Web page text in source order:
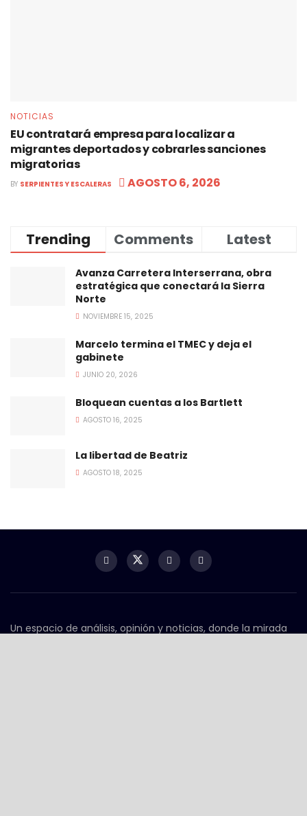
NOTICIAS
EU contratará empresa para localizar a
migrantes deportados y cobrarles sanciones
migratorias
BY SERPIENTES Y ESCALERAS AGOSTO 6, 2026
Trending Comments Latest
Avanza Carretera Interserrana, obra
estratégica que conectará la Sierra
Norte
NOVIEMBRE 15, 2025
Marcelo termina el TMEC y deja el
gabinete
JUNIO 20, 2026
Bloquean cuentas a los Bartlett
AGOSTO 16, 2025
La libertad de Beatriz
AGOSTO 18, 2025
Un espacio de análisis, opinión y noticias, donde la mirada